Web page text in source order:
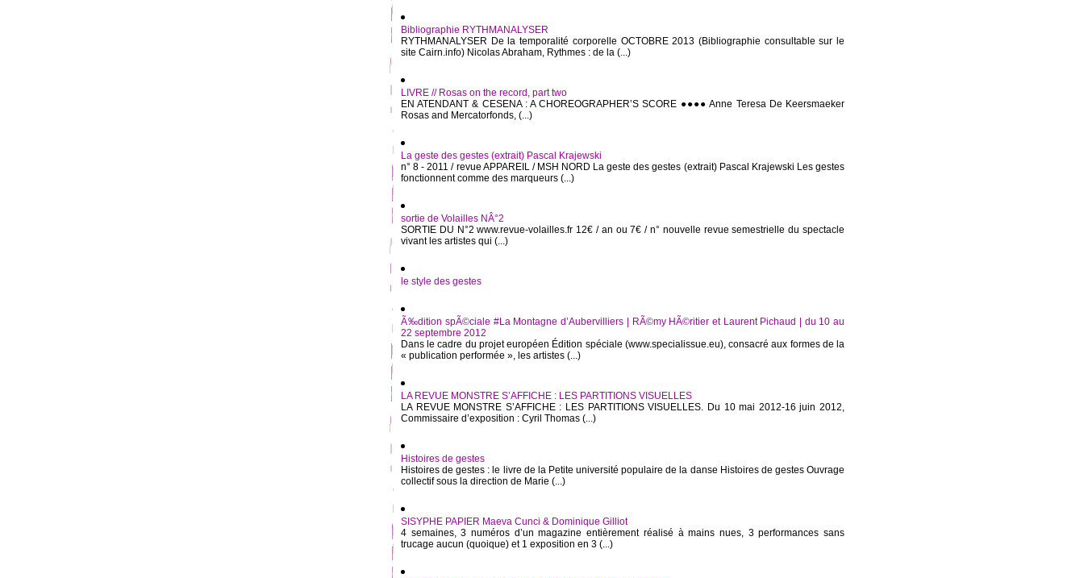
Bibliographie RYTHMANALYSER
RYTHMANALYSER De la temporalité corporelle OCTOBRE 2013 (Bibliographie consultable sur le
site Cairn.info) Nicolas Abraham, Rythmes : de la (...)
LIVRE // Rosas on the record, part two
EN ATENDANT & CESENA : A CHOREOGRAPHER’S SCORE ●●●● Anne Teresa De Keersmaeker
Rosas and Mercatorfonds, (...)
La geste des gestes (extrait) Pascal Krajewski
n° 8 - 2011 / revue APPAREIL / MSH NORD La geste des gestes (extrait) Pascal Krajewski Les gestes
fonctionnent comme des marqueurs (...)
sortie de Volailles NÂ°2
SORTIE DU N°2 www.revue-volailles.fr 12€ / an ou 7€ / n° nouvelle revue semestrielle du spectacle
vivant les artistes qui (...)
le style des gestes
Ã‰dition spÃ©ciale #La Montagne d’Aubervilliers | RÃ©my HÃ©ritier et Laurent Pichaud | du 10 au
22 septembre 2012
Dans le cadre du projet européen Édition spéciale (www.specialissue.eu), consacré aux formes de la
« publication performée », les artistes (...)
LA REVUE MONSTRE S’AFFICHE : LES PARTITIONS VISUELLES
LA REVUE MONSTRE S’AFFICHE : LES PARTITIONS VISUELLES. Du 10 mai 2012-16 juin 2012,
Commissaire d’exposition : Cyril Thomas (...)
Histoires de gestes
Histoires de gestes : le livre de la Petite université populaire de la danse Histoires de gestes Ouvrage
collectif sous la direction de Marie (...)
SISYPHE PAPIER Maeva Cunci & Dominique Gilliot
4 semaines, 3 numéros d’un magazine entièrement réalisé à mains nues, 3 performances sans
trucage aucun (quoique) et 1 exposition en 3 (...)